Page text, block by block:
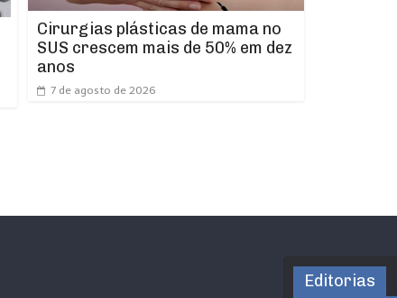
Cirurgias plásticas de mama no
SUS crescem mais de 50% em dez
anos
7 de agosto de 2026
Editorias